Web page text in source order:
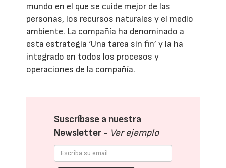
mundo en el que se cuide mejor de las
personas, los recursos naturales y el medio
ambiente. La compañía ha denominado a
esta estrategia ‘Una tarea sin fin’ y la ha
integrado en todos los procesos y
operaciones de la compañía.
Suscríbase a nuestra
Newsletter - Ver ejemplo